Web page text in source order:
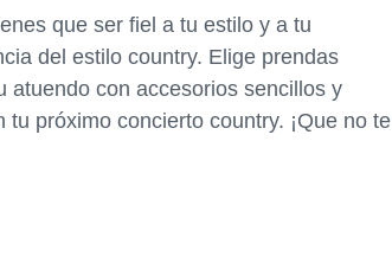
que ser fiel a tu estilo y a tu
del estilo country. Elige prendas
atuendo con accesorios sencillos y
próximo concierto country. ¡Que no te